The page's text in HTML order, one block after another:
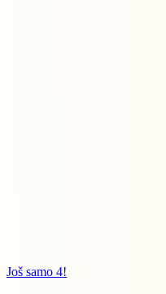
Još samo 4!